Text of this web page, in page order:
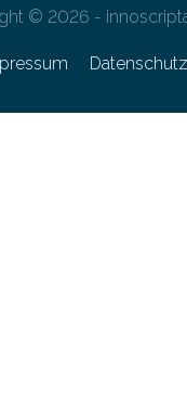
© 2026 -
Datenschutz